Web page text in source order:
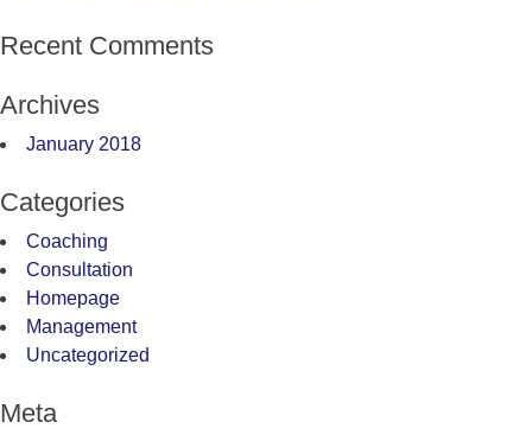
Recent Comments
Archives
January 2018
Categories
Coaching
Consultation
Homepage
Management
Uncategorized
Meta